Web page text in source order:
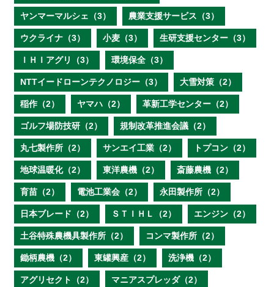
ヤンマーマルシェ（3） 農業支援サービス（3）
ウクライナ（3） 小麦（3） 生研支援センター（3）
ＩＨＩアグリ（3） 環境保全（3）
NTTイードローンテクノロジー（3） 大雪対策（2）
稲作（2） ヤマハ（2） 革新工学センター（2）
ゴルフ場防技研（2） 規制改革推進会議（2）
丸七製作所（2） サンエイ工業（2） トプコン（2）
地球温暖化（2） 東洋農機（2） 斎藤農機（2）
育苗（2） 電池工業会（2） 永田製作所（2）
日本ブレード（2） ＳＴＩＨＬ（2） エンジン（2）
土谷特殊農機具製作所（2） コンマ製作所（2）
鋤柄農機（2） 東罐興産（2） 洗浄機（2）
アグリセクト（2） マニアスプレッダ（2）